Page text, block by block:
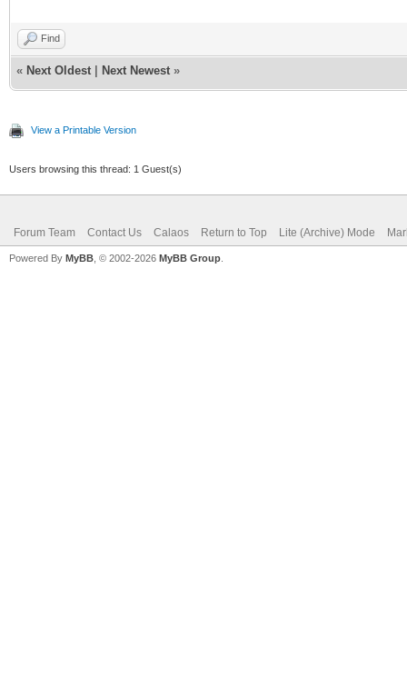
Find
« Next Oldest Next Newest »
View a Printable Version
Users browsing this thread: 1 Guest(s)
Forum Team Contact Us Calaos Return to Top Lite (Archive) Mode
Powered By MyBB , © 2002-2026 MyBB Group